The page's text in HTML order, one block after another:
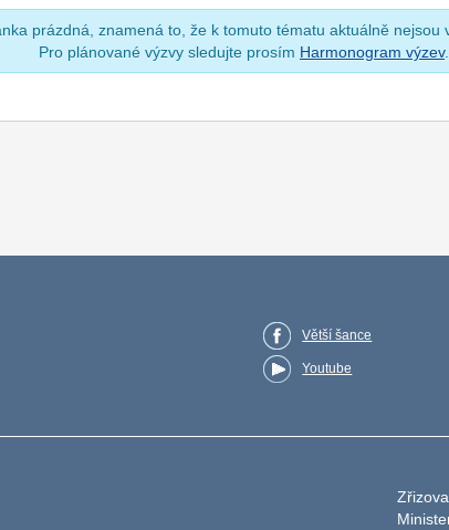
prázdná, znamená to, že k tomuto tématu aktuálně nejsou
Pro plánované výzvy sledujte prosím Harmonogram výzev.
Větší šance
Youtube